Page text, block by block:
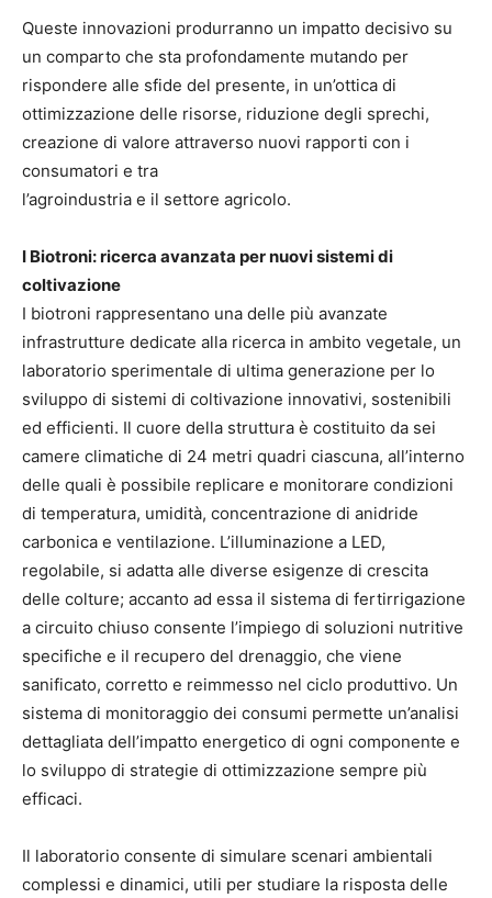
Queste innovazioni produrranno un impatto decisivo su
un comparto che sta profondamente mutando per
rispondere alle sfide del presente, in un’ottica di
ottimizzazione delle risorse, riduzione degli sprechi,
creazione di valore attraverso nuovi rapporti con i
consumatori e tra
l’agroindustria e il settore agricolo.
I Biotroni: ricerca avanzata per nuovi sistemi di
coltivazione
I biotroni rappresentano una delle più avanzate
infrastrutture dedicate alla ricerca in ambito vegetale, un
laboratorio sperimentale di ultima generazione per lo
sviluppo di sistemi di coltivazione innovativi, sostenibili
ed efficienti. Il cuore della struttura è costituito da sei
camere climatiche di 24 metri quadri ciascuna, all’interno
delle quali è possibile replicare e monitorare condizioni
di temperatura, umidità, concentrazione di anidride
carbonica e ventilazione. L’illuminazione a LED,
regolabile, si adatta alle diverse esigenze di crescita
delle colture; accanto ad essa il sistema di fertirrigazione
a circuito chiuso consente l’impiego di soluzioni nutritive
specifiche e il recupero del drenaggio, che viene
sanificato, corretto e reimmesso nel ciclo produttivo. Un
sistema di monitoraggio dei consumi permette un’analisi
dettagliata dell’impatto energetico di ogni componente e
lo sviluppo di strategie di ottimizzazione sempre più
efficaci.
Il laboratorio consente di simulare scenari ambientali
complessi e dinamici, utili per studiare la risposta delle